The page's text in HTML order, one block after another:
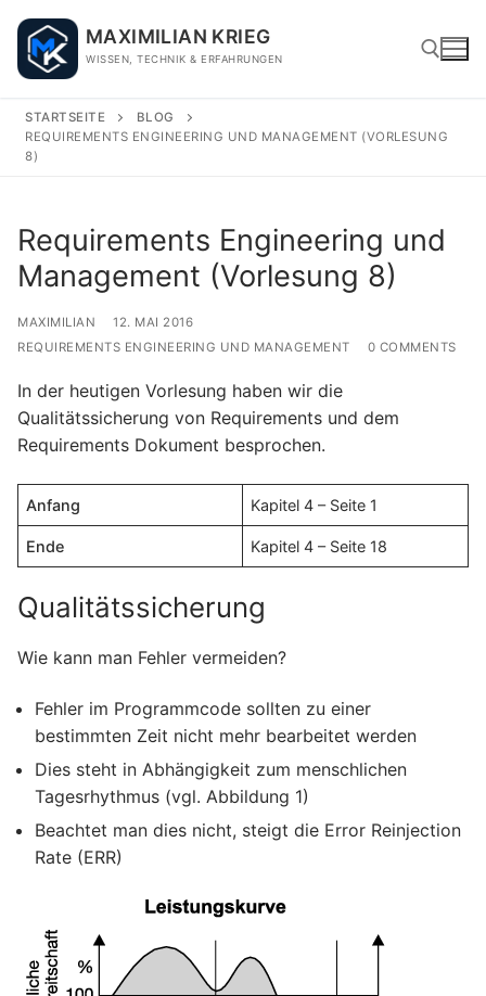
content
MAXIMILIAN KRIEG
WISSEN, TECHNIK & ERFAHRUNGEN
Search for:
STARTSEITE
BLOG
REQUIREMENTS ENGINEERING UND MANAGEMENT (VORLESUNG
8)
Requirements Engineering und
Management (Vorlesung 8)
MAXIMILIAN
12. MAI 2016
REQUIREMENTS ENGINEERING UND MANAGEMENT
0 COMMENTS
In der heutigen Vorlesung haben wir die
Qualitätssicherung von Requirements und dem
Requirements Dokument besprochen.
Anfang Kapitel 4 – Seite 1
Ende Kapitel 4 – Seite 18
Qualitätssicherung
Wie kann man Fehler vermeiden?
Fehler im Programmcode sollten zu einer
bestimmten Zeit nicht mehr bearbeitet werden
Dies steht in Abhängigkeit zum menschlichen
Tagesrhythmus (vgl. Abbildung 1)
Beachtet man dies nicht, steigt die Error Reinjection
Rate (ERR)